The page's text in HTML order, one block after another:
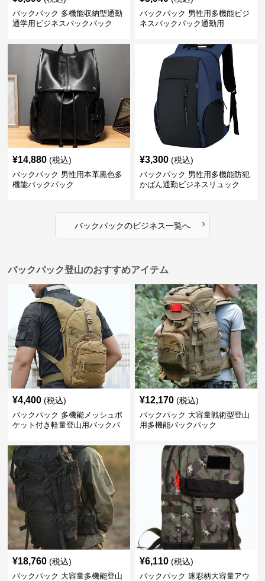
バックパック 多機能収納型通勤
通学用ビジネスバックパック
バックパック 男性用多機能ビジ
ネスバックパック通勤用
¥14,880 (税込)
バックパック 男性用本革黒色多
機能バックパック
¥3,300 (税込)
バックパック 男性用多機能防犯
かばん通勤ビジネスリュック
バックパックのビジネス一覧へ ›
バックパック登山のおすすめアイテム
¥4,400 (税込)
バックパック 多機能メッシュポ
ケット付き軽量登山用バックパ
¥12,170 (税込)
バックパック 大容量戦術型登山
用多機能バックパック
¥18,760 (税込)
バックパック 大容量多機能登山
¥6,110 (税込)
バックパック 迷彩柄大容量アウ